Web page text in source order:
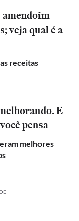
amendoim
veja qual é a
receitas
E
pensa
melhores